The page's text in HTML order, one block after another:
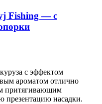
Fishing — с
с эффектом
ароматом отлично
притягивающим
презентацию насадки.